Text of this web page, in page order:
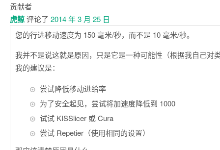
贡献者
虎鲸评论了 2014 年 3 月 25 日
您的行进移动速度为 150 毫米/秒，而不是 10 毫米/秒。
我并不是说这就是原因，只是它是一种可能性（根据我自己对
我的建议是：
尝试降低移动进给率
为了安全起见，尝试将加速度降低到 1000
试试 KISSlicer 或 Cura
尝试 Repetier（使用相同的设置）